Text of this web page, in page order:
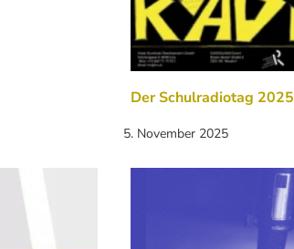
Der Schulradiotag 2025
5. November 2025